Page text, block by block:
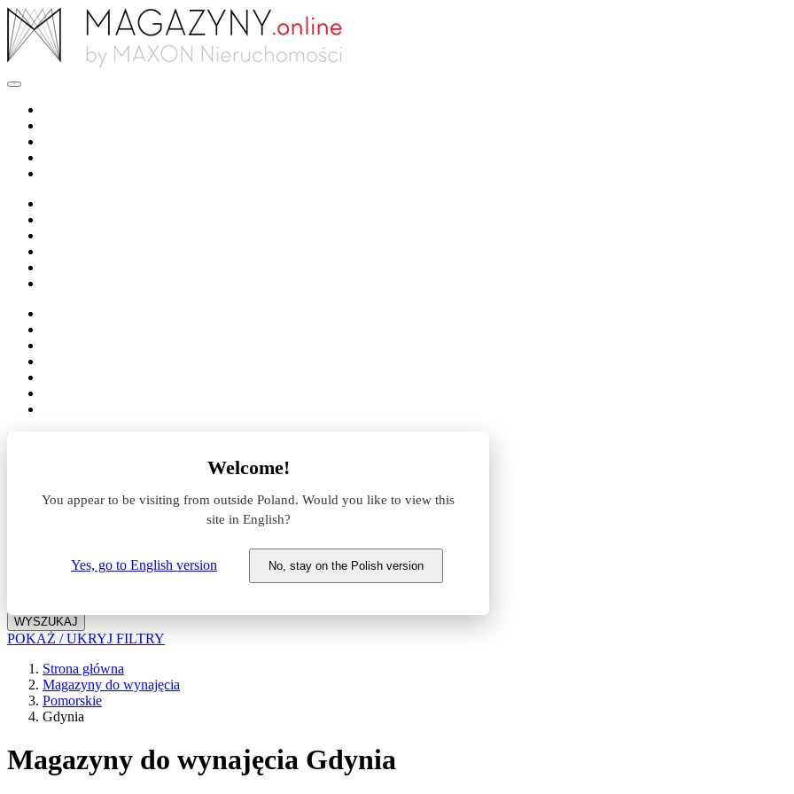
Welcome!
You appear to be visiting from outside Poland. Would you like to view this
site in English?
Yes, go to English version No, stay on the Polish version
Lokalizacja
Nazwa magazynu
WYSZUKAJ
POKAŻ / UKRYJ FILTRY
Strona główna
Magazyny do wynajęcia
Pomorskie
Gdynia
Magazyny do wynajęcia Gdynia